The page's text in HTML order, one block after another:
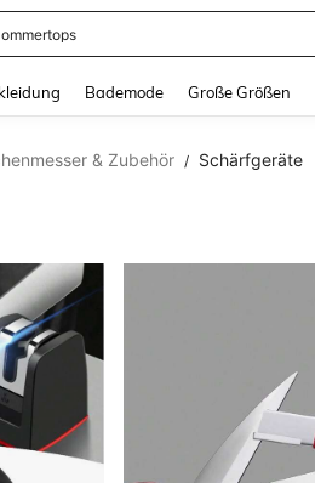
Bademode Große Größen
& Zubehör / Schärfgeräte